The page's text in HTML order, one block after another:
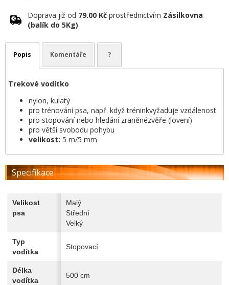
Doprava již od 79.00 Kč prostřednictvím Zásilkovna
(balík do 5Kg)
Popis Komentáře ?
Trekové vodítko
nylon, kulatý
pro trénování psa, např. když tréninkvyžaduje vzdálenost
pro stopování nebo hledání zraněnézvěře (lovení)
pro větší svobodu pohybu
velikost: 5 m/5 mm
Specifikace
Velikost
psa
Malý
Střední
Velký
Typ
vodítka
Stopovací
Délka
vodítka
500 cm